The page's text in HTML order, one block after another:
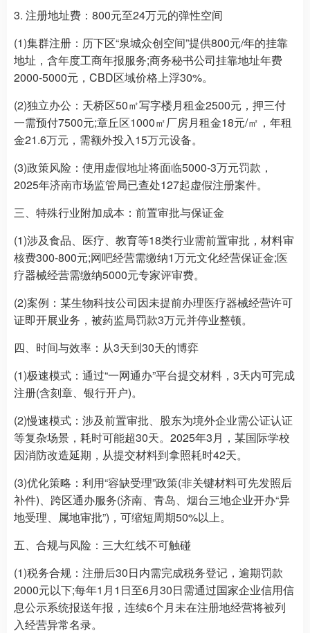
3. 注册地址费：800元至24万元的弹性空间
(1)集群注册：历下区“泉城众创空间”提供800元/年的挂靠
地址，含年度工商年报服务;商务秘书公司挂靠地址年费
2000-5000元，CBD区域价格上浮30%。
(2)独立办公：天桥区50㎡写字楼月租金2500元，押三付
一需预付7500元;章丘区1000㎡厂房月租金18元/㎡，年租
金21.6万元，需额外投入15万元设备。
(3)政策风险：使用虚假地址将面临5000-3万元罚款，
2025年济南市场监管局已查处127起虚假注册案件。
三、特殊行业附加成本：前置审批与保证金
(1)涉及食品、医疗、教育等18类行业需前置审批，材料审
核费300-800元;网吧经营需缴纳1万元文化经营保证金;医
疗器械经营需缴纳5000元专家评审费。
(2)案例：某生物科技公司因未提前办理医疗器械经营许可
证即开展业务，被药监局罚款3万元并停业整顿。
四、时间与效率：从3天到30天的博弈
(1)极速模式：通过“一网通办”平台提交材料，3天内可完成
注册(含刻章、银行开户)。
(2)慢速模式：涉及前置审批、股东为境外企业需公证认证
等复杂场景，耗时可能超30天。2025年3月，某国际学校
因消防改造延期，从提交材料到拿照耗时42天。
(3)优化策略：利用“容缺受理”政策(非关键材料可先发照后
补件)、跨区通办服务(济南、青岛、烟台三地企业开办“异
地受理、属地审批”)，可缩短周期50%以上。
五、合规与风险：三大红线不可触碰
(1)税务合规：注册后30日内需完成税务登记，逾期罚款
2000元以下;每年1月1日至6月30日需通过国家企业信用信
息公示系统报送年报，连续6个月未在注册地经营将被列
入经营异常名录。